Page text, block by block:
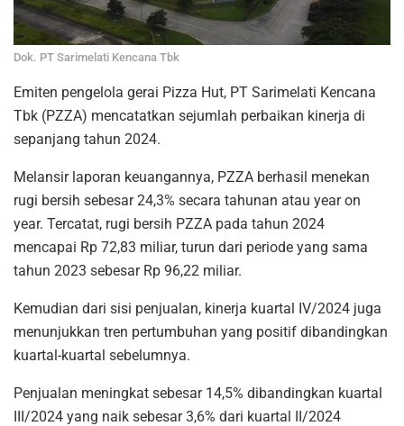
Dok. PT Sarimelati Kencana Tbk
Emiten pengelola gerai Pizza Hut, PT Sarimelati Kencana
Tbk (PZZA) mencatatkan sejumlah perbaikan kinerja di
sepanjang tahun 2024.
Melansir laporan keuangannya, PZZA berhasil menekan
rugi bersih sebesar 24,3% secara tahunan atau year on
year. Tercatat, rugi bersih PZZA pada tahun 2024
mencapai Rp 72,83 miliar, turun dari periode yang sama
tahun 2023 sebesar Rp 96,22 miliar.
Kemudian dari sisi penjualan, kinerja kuartal IV/2024 juga
menunjukkan tren pertumbuhan yang positif dibandingkan
kuartal-kuartal sebelumnya.
Penjualan meningkat sebesar 14,5% dibandingkan kuartal
III/2024 yang naik sebesar 3,6% dari kuartal II/2024